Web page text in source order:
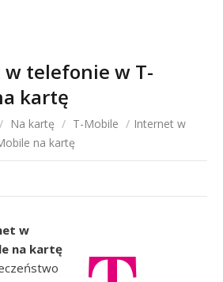
telefonie w T-
kartę
/ Na kartę / T-Mobile / Internet w
na kartę
w
na kartę